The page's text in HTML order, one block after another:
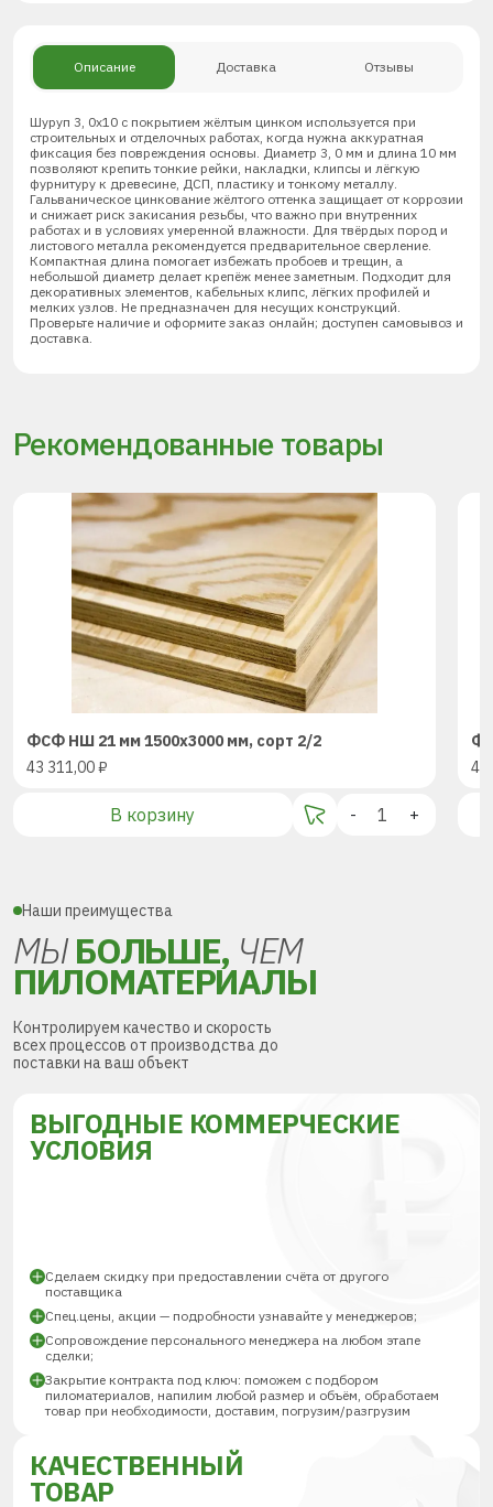
Описание Доставка Отзывы
Шуруп 3, 0х10 с покрытием жёлтым цинком используется при
строительных и отделочных работах, когда нужна аккуратная
фиксация без повреждения основы. Диаметр 3, 0 мм и длина 10 мм
позволяют крепить тонкие рейки, накладки, клипсы и лёгкую
фурнитуру к древесине, ДСП, пластику и тонкому металлу.
Гальваническое цинкование жёлтого оттенка защищает от коррозии
и снижает риск закисания резьбы, что важно при внутренних
работах и в условиях умеренной влажности. Для твёрдых пород и
листового металла рекомендуется предварительное сверление.
Компактная длина помогает избежать пробоев и трещин, а
небольшой диаметр делает крепёж менее заметным. Подходит для
декоративных элементов, кабельных клипс, лёгких профилей и
мелких узлов. Не предназначен для несущих конструкций.
Проверьте наличие и оформите заказ онлайн; доступен самовывоз и
доставка.
Рекомендованные товары
ФСФ НШ 21 мм 1500х3000 мм, сорт 2/2
43 311,00₽
В корзину - +
43
Наши преимущества
МЫБОЛЬШЕ, ЧЕМ
ПИЛОМАТЕРИАЛЫ
Контролируем качество и скорость
всех процессов от производства до
поставки на ваш объект
ВЫГОДНЫЕ КОММЕРЧЕСКИЕ
УСЛОВИЯ
Сделаем скидку при предоставлении счёта от другого
поставщика
Спец.цены, акции — подробности узнавайте у менеджеров;
Сопровождение персонального менеджера на любом этапе
сделки;
Закрытие контракта под ключ: поможем с подбором
пиломатериалов, напилим любой размер и объём, обработаем
товар при необходимости, доставим, погрузим/разгрузим
КАЧЕСТВЕННЫЙ
ТОВАР